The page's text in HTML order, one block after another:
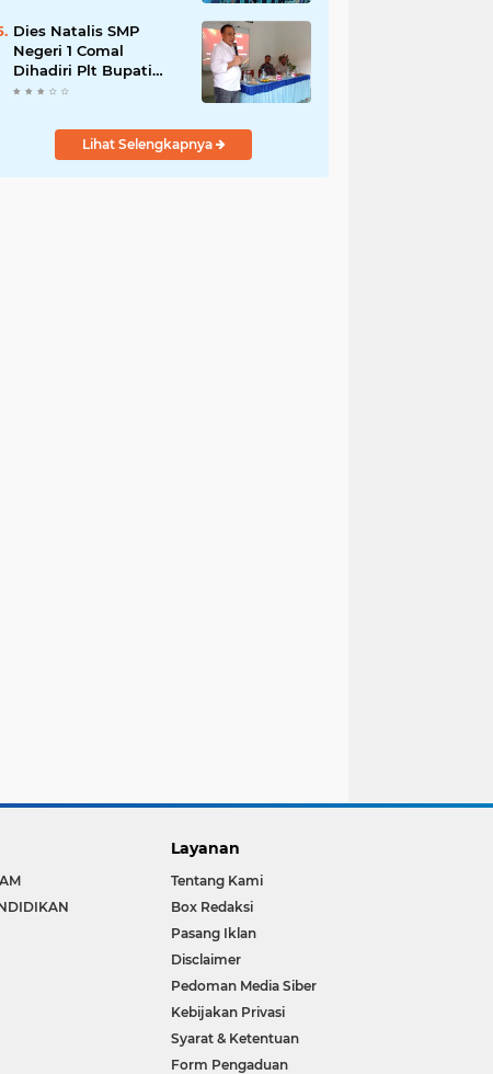
Secara Hukum
Dies Natalis SMP
Negeri 1 Comal
Dihadiri Plt Bupati
Pemalang Nurkholis
Lihat Selengkapnya
Layanan
Tentang Kami
Box Redaksi
Pasang Iklan
Disclaimer
Pedoman Media Siber
Kebijakan Privasi
Syarat & Ketentuan
Form Pengaduan